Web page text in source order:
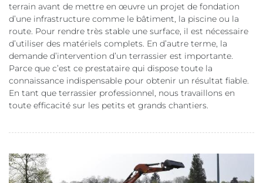
terrain avant de mettre en œuvre un projet de fondation
d’une infrastructure comme le bâtiment, la piscine ou la
route. Pour rendre très stable une surface, il est nécessaire
d’utiliser des matériels complets. En d’autre terme, la
demande d’intervention d’un terrassier est importante.
Parce que c’est ce prestataire qui dispose toute la
connaissance indispensable pour obtenir un résultat fiable.
En tant que terrassier professionnel, nous travaillons en
toute efficacité sur les petits et grands chantiers.